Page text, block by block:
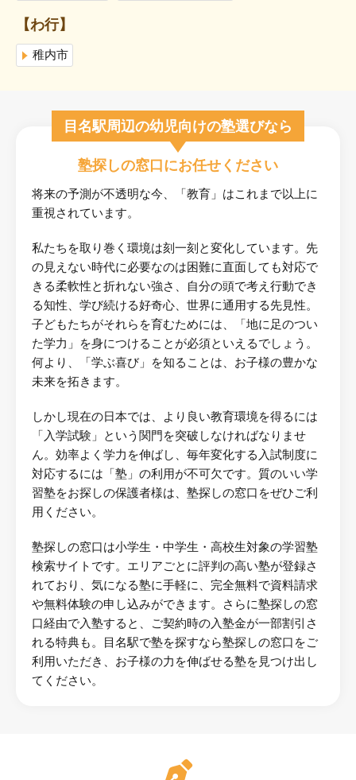
【わ行】
稚内市
目名駅周辺の幼児向けの塾選びなら
塾探しの窓口にお任せください
将来の予測が不透明な今、「教育」はこれまで以上に
重視されています。
私たちを取り巻く環境は刻一刻と変化しています。先
の見えない時代に必要なのは困難に直面しても対応で
きる柔軟性と折れない強さ、自分の頭で考え行動でき
る知性、学び続ける好奇心、世界に通用する先見性。
子どもたちがそれらを育むためには、「地に足のつい
た学力」を身につけることが必須といえるでしょう。
何より、「学ぶ喜び」を知ることは、お子様の豊かな
未来を拓きます。
しかし現在の日本では、より良い教育環境を得るには
「入学試験」という関門を突破しなければなりませ
ん。効率よく学力を伸ばし、毎年変化する入試制度に
対応するには「塾」の利用が不可欠です。質のいい学
習塾をお探しの保護者様は、塾探しの窓口をぜひご利
用ください。
塾探しの窓口は小学生・中学生・高校生対象の学習塾
検索サイトです。エリアごとに評判の高い塾が登録さ
れており、気になる塾に手軽に、完全無料で資料請求
や無料体験の申し込みができます。さらに塾探しの窓
口経由で入塾すると、ご契約時の入塾金が一部割引さ
れる特典も。目名駅で塾を探すなら塾探しの窓口をご
利用いただき、お子様の力を伸ばせる塾を見つけ出し
てください。